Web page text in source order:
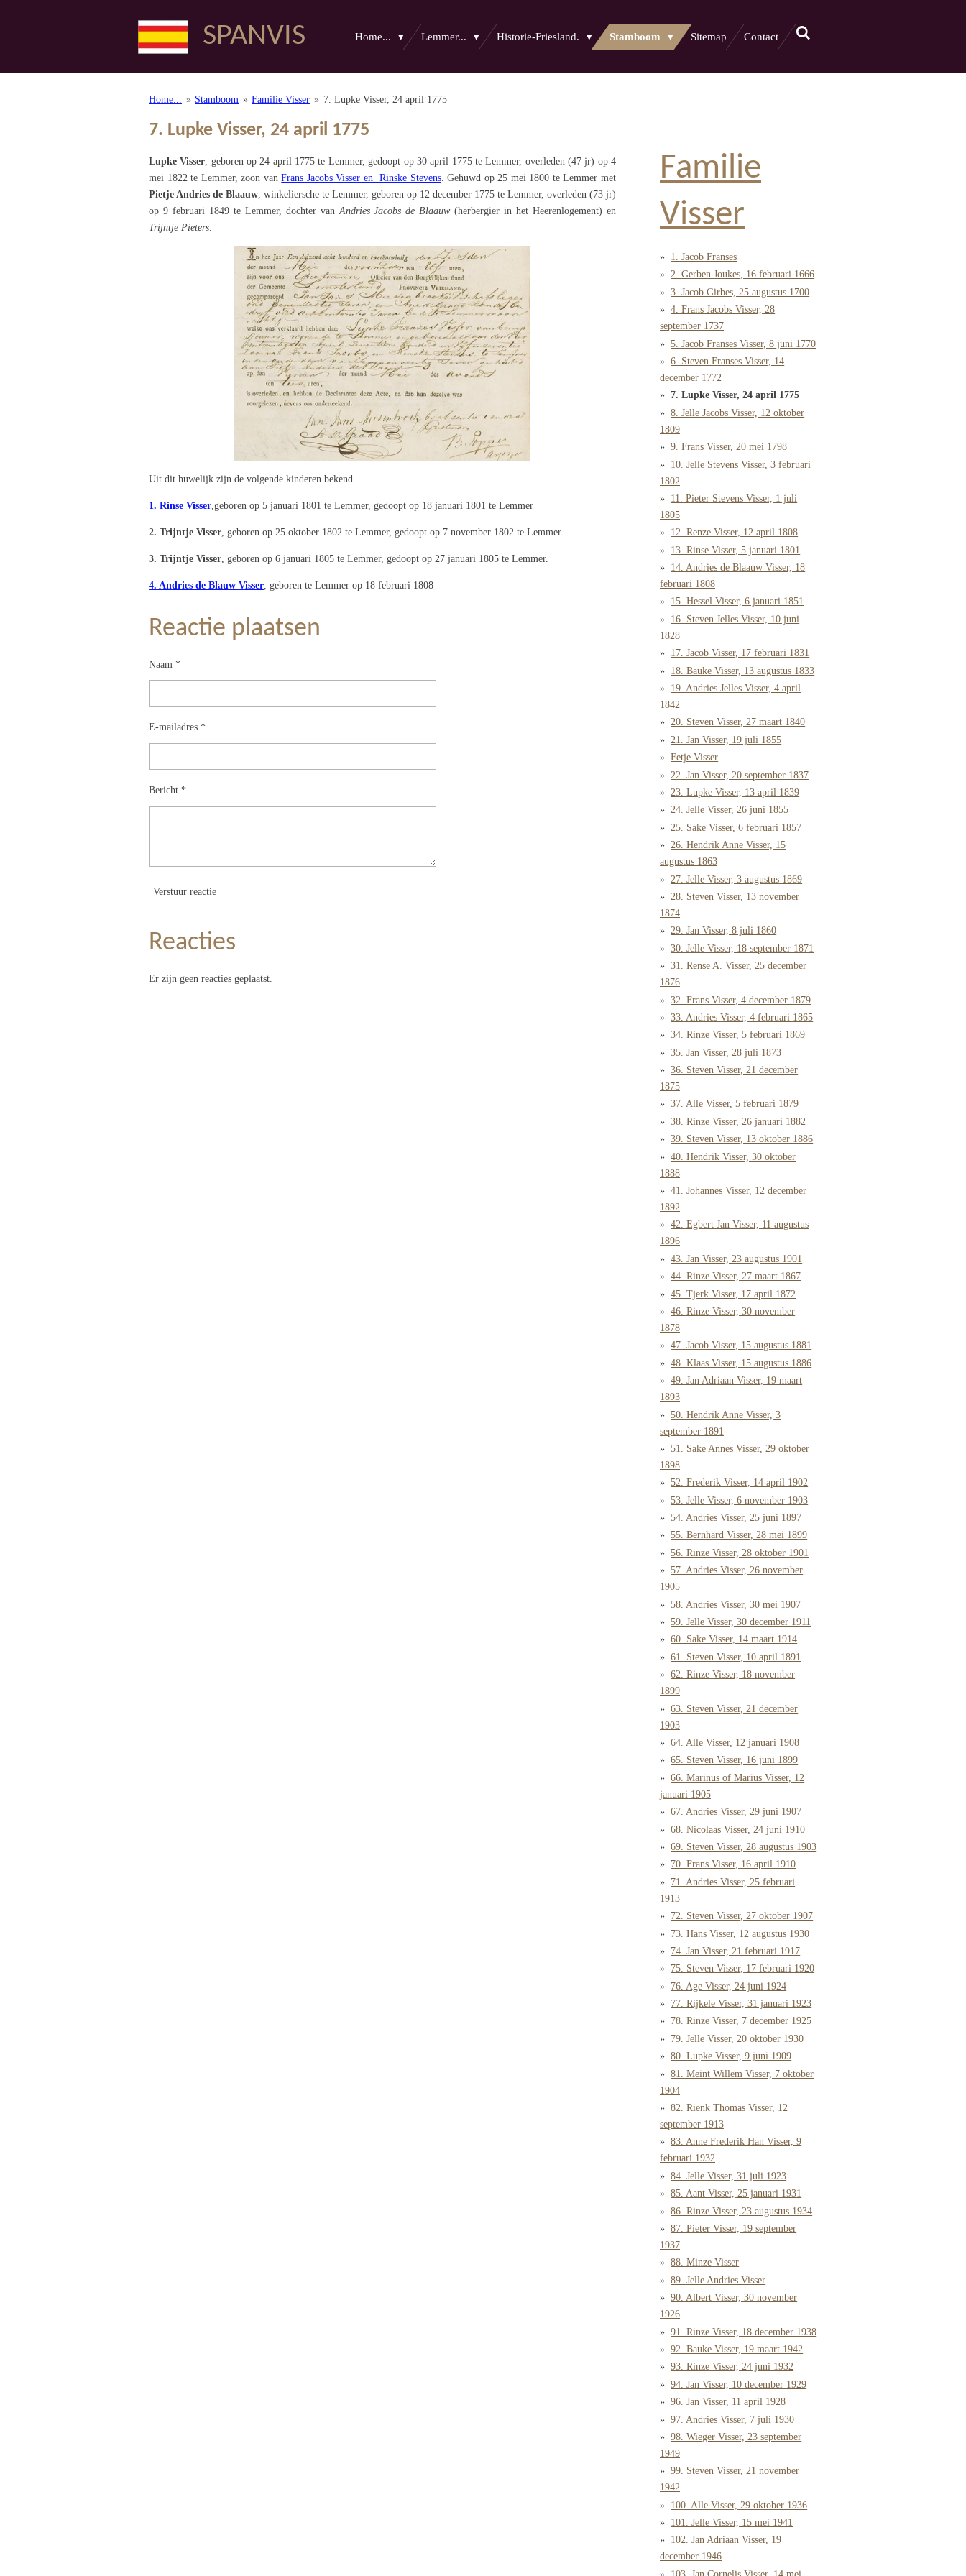
SPANVIS Home... Lemmer... Historie-Friesland. Stamboom Sitemap Contact
Home... » Stamboom » Familie Visser » 7. Lupke Visser, 24 april 1775
7. Lupke Visser, 24 april 1775
Lupke Visser, geboren op 24 april 1775 te Lemmer, gedoopt op 30 april 1775 te Lemmer, overleden (47 jr) op 4
mei 1822 te Lemmer,zoon vanFrans Jacobs Visser en Rinske Stevens.Gehuwd op 25 mei 1800 te Lemmer met
Pietje Andries de Blaauw, winkeliersche te Lemmer, geboren op 12 december 1775 te Lemmer, overleden (73 jr)
op 9 februari 1849 te Lemmer, dochter vanAndries Jacobs de Blaauw(herbergier in het Heerenlogement) en
Trijntje Pieters.
Uit dit huwelijk zijn de volgende kinderen bekend.
1. Rinse Visser,geboren op 5 januari 1801 te Lemmer, gedoopt op 18 januari 1801 te Lemmer
2. Trijntje Visser, geboren op 25 oktober 1802 te Lemmer, gedoopt op 7 november 1802 te Lemmer.
3. Trijntje Visser, geboren op 6 januari 1805 te Lemmer, gedoopt op 27 januari 1805 te Lemmer.
4. Andries de Blauw Visser, geboren te Lemmer op 18 februari 1808
Reactie plaatsen
Naam *
E-mailadres *
Bericht *
Verstuur reactie
Reacties
Er zijn geen reacties geplaatst.
Familie
Visser
1. Jacob Franses
2. Gerben Joukes, 16 februari 1666
3. Jacob Girbes, 25 augustus 1700
4. Frans Jacobs Visser, 28
september 1737
5. Jacob Franses Visser, 8 juni 1770
6. Steven Franses Visser, 14
december 1772
7. Lupke Visser, 24 april 1775
8. Jelle Jacobs Visser, 12 oktober
1809
9. Frans Visser, 20 mei 1798
10. Jelle Stevens Visser, 3 februari
1802
11. Pieter Stevens Visser, 1 juli
1805
12. Renze Visser, 12 april 1808
13. Rinse Visser, 5 januari 1801
14. Andries de Blaauw Visser, 18
februari 1808
15. Hessel Visser, 6 januari 1851
16. Steven Jelles Visser, 10 juni
1828
17. Jacob Visser, 17 februari 1831
18. Bauke Visser, 13 augustus 1833
19. Andries Jelles Visser, 4 april
1842
20. Steven Visser, 27 maart 1840
21. Jan Visser, 19 juli 1855
Fetje Visser
22. Jan Visser, 20 september 1837
23. Lupke Visser, 13 april 1839
24. Jelle Visser, 26 juni 1855
25. Sake Visser, 6 februari 1857
26. Hendrik Anne Visser, 15
augustus 1863
27. Jelle Visser, 3 augustus 1869
28. Steven Visser, 13 november
1874
29. Jan Visser, 8 juli 1860
30. Jelle Visser, 18 september 1871
31. Rense A. Visser, 25 december
1876
32. Frans Visser, 4 december 1879
33. Andries Visser, 4 februari 1865
34. Rinze Visser, 5 februari 1869
35. Jan Visser, 28 juli 1873
36. Steven Visser, 21 december
1875
37. Alle Visser, 5 februari 1879
38. Rinze Visser, 26 januari 1882
39. Steven Visser, 13 oktober 1886
40. Hendrik Visser, 30 oktober
1888
41. Johannes Visser, 12 december
1892
42. Egbert Jan Visser, 11 augustus
1896
43. Jan Visser, 23 augustus 1901
44. Rinze Visser, 27 maart 1867
45. Tjerk Visser, 17 april 1872
46. Rinze Visser, 30 november
1878
47. Jacob Visser, 15 augustus 1881
48. Klaas Visser, 15 augustus 1886
49. Jan Adriaan Visser, 19 maart
1893
50. Hendrik Anne Visser, 3
september 1891
51. Sake Annes Visser, 29 oktober
1898
52. Frederik Visser, 14 april 1902
53. Jelle Visser, 6 november 1903
54. Andries Visser, 25 juni 1897
55. Bernhard Visser, 28 mei 1899
56. Rinze Visser, 28 oktober 1901
57. Andries Visser, 26 november
1905
58. Andries Visser, 30 mei 1907
59. Jelle Visser, 30 december 1911
60. Sake Visser, 14 maart 1914
61. Steven Visser, 10 april 1891
62. Rinze Visser, 18 november
1899
63. Steven Visser, 21 december
1903
64. Alle Visser, 12 januari 1908
65. Steven Visser, 16 juni 1899
66. Marinus of Marius Visser, 12
januari 1905
67. Andries Visser, 29 juni 1907
68. Nicolaas Visser, 24 juni 1910
69. Steven Visser, 28 augustus 1903
70. Frans Visser, 16 april 1910
71. Andries Visser, 25 februari
1913
72. Steven Visser, 27 oktober 1907
73. Hans Visser, 12 augustus 1930
74. Jan Visser, 21 februari 1917
75. Steven Visser, 17 februari 1920
76. Age Visser, 24 juni 1924
77. Rijkele Visser, 31 januari 1923
78. Rinze Visser, 7 december 1925
79. Jelle Visser, 20 oktober 1930
80. Lupke Visser, 9 juni 1909
81. Meint Willem Visser, 7 oktober
1904
82. Rienk Thomas Visser, 12
september 1913
83. Anne Frederik Han Visser, 9
februari 1932
84. Jelle Visser, 31 juli 1923
85. Aant Visser, 25 januari 1931
86. Rinze Visser, 23 augustus 1934
87. Pieter Visser, 19 september
1937
88. Minze Visser
89. Jelle Andries Visser
90. Albert Visser, 30 november
1926
91. Rinze Visser, 18 december 1938
92. Bauke Visser, 19 maart 1942
93. Rinze Visser, 24 juni 1932
94. Jan Visser, 10 december 1929
96. Jan Visser, 11 april 1928
97. Andries Visser, 7 juli 1930
98. Wieger Visser, 23 september
1949
99. Steven Visser, 21 november
1942
100. Alle Visser, 29 oktober 1936
101. Jelle Visser, 15 mei 1941
102. Jan Adriaan Visser, 19
december 1946